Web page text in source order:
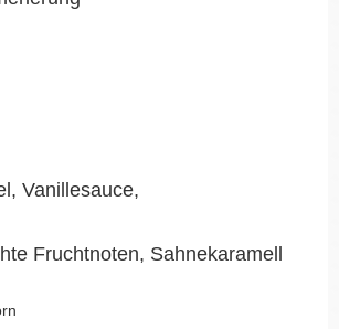
Vanillesauce,
Fruchtnoten, Sahnekaramell